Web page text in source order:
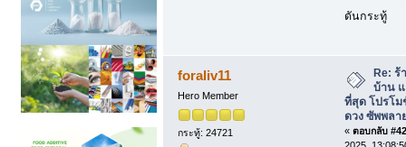
ดันกระทู้
foraliv11
Hero Member
กระทู้: 24721
Re: ร้
บ้าน
ที่สุด โปรโ
ดวง ซัพพลา
« ตอบกลับ